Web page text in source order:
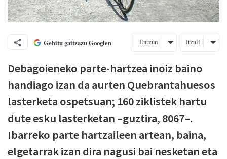
Gehitu gaitzazu Googlen Entzun Itzuli
Debagoieneko parte-hartzea inoiz baino
handiago izan da aurten Quebrantahuesos
lasterketa ospetsuan; 160 ziklistek hartu
dute esku lasterketan –guztira, 8067–.
Ibarreko parte hartzaileen artean, baina,
elgetarrak izan dira nagusi bai nesketan eta